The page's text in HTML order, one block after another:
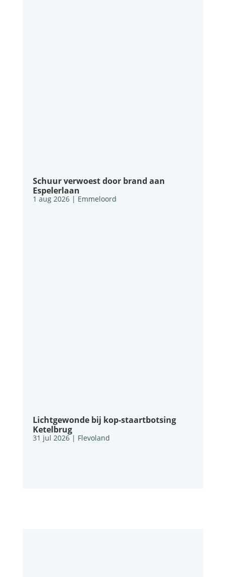
Schuur verwoest door brand aan
Espelerlaan
1 aug 2026| Emmeloord
Lichtgewonde bij kop-staartbotsing
Ketelbrug
31 jul 2026| Flevoland